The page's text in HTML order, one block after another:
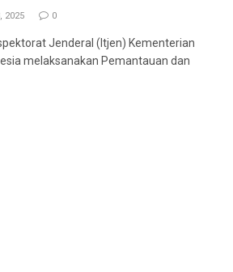
2025 0
Jenderal (Itjen) Kementerian
melaksanakan Pemantauan dan